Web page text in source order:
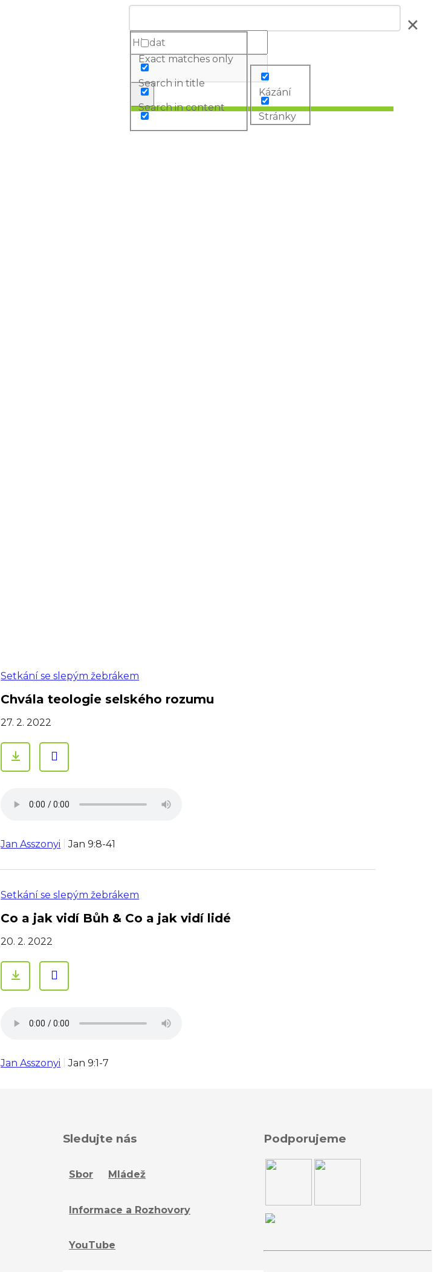
Setkání se slepým žebrákem
Chvála teologie selského rozumu
27. 2. 2022
Jan Asszonyi Jan 9:8-41
Setkání se slepým žebrákem
Co a jak vidí Bůh & Co a jak vidí lidé
20. 2. 2022
Jan Asszonyi Jan 9:1-7
Sledujte nás
Sbor Mládež
Informace a Rozhovory
YouTube
Podporujeme
Exact matches only
Search in title
Search in content
Kázání
Stránky